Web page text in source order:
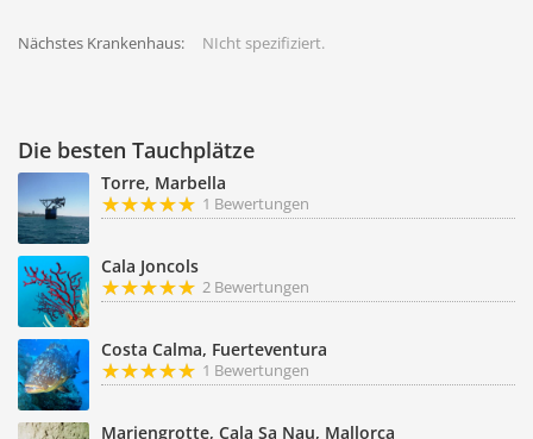
Nächstes Krankenhaus: NIcht spezifiziert.
Die besten Tauchplätze
Torre, Marbella
1 Bewertungen
Cala Joncols
2 Bewertungen
Costa Calma, Fuerteventura
1 Bewertungen
Mariengrotte, Cala Sa Nau, Mallorca